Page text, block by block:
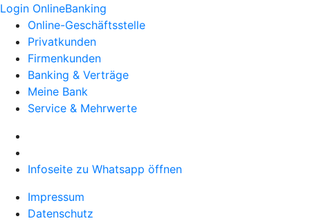
Login OnlineBanking
Online-Geschäftsstelle
Privatkunden
Firmenkunden
Banking & Verträge
Meine Bank
Service & Mehrwerte
Infoseite zu Whatsapp öffnen
Impressum
Datenschutz